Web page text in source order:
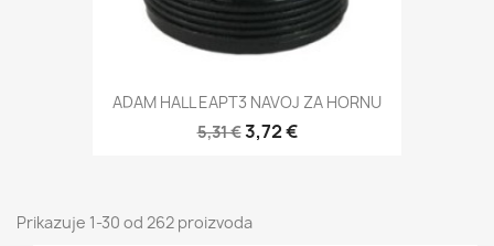
ADAM HALL EAPT3 NAVOJ ZA HORNU
5,31 €3,72 €
Prikazuje 1-30 od 262 proizvoda